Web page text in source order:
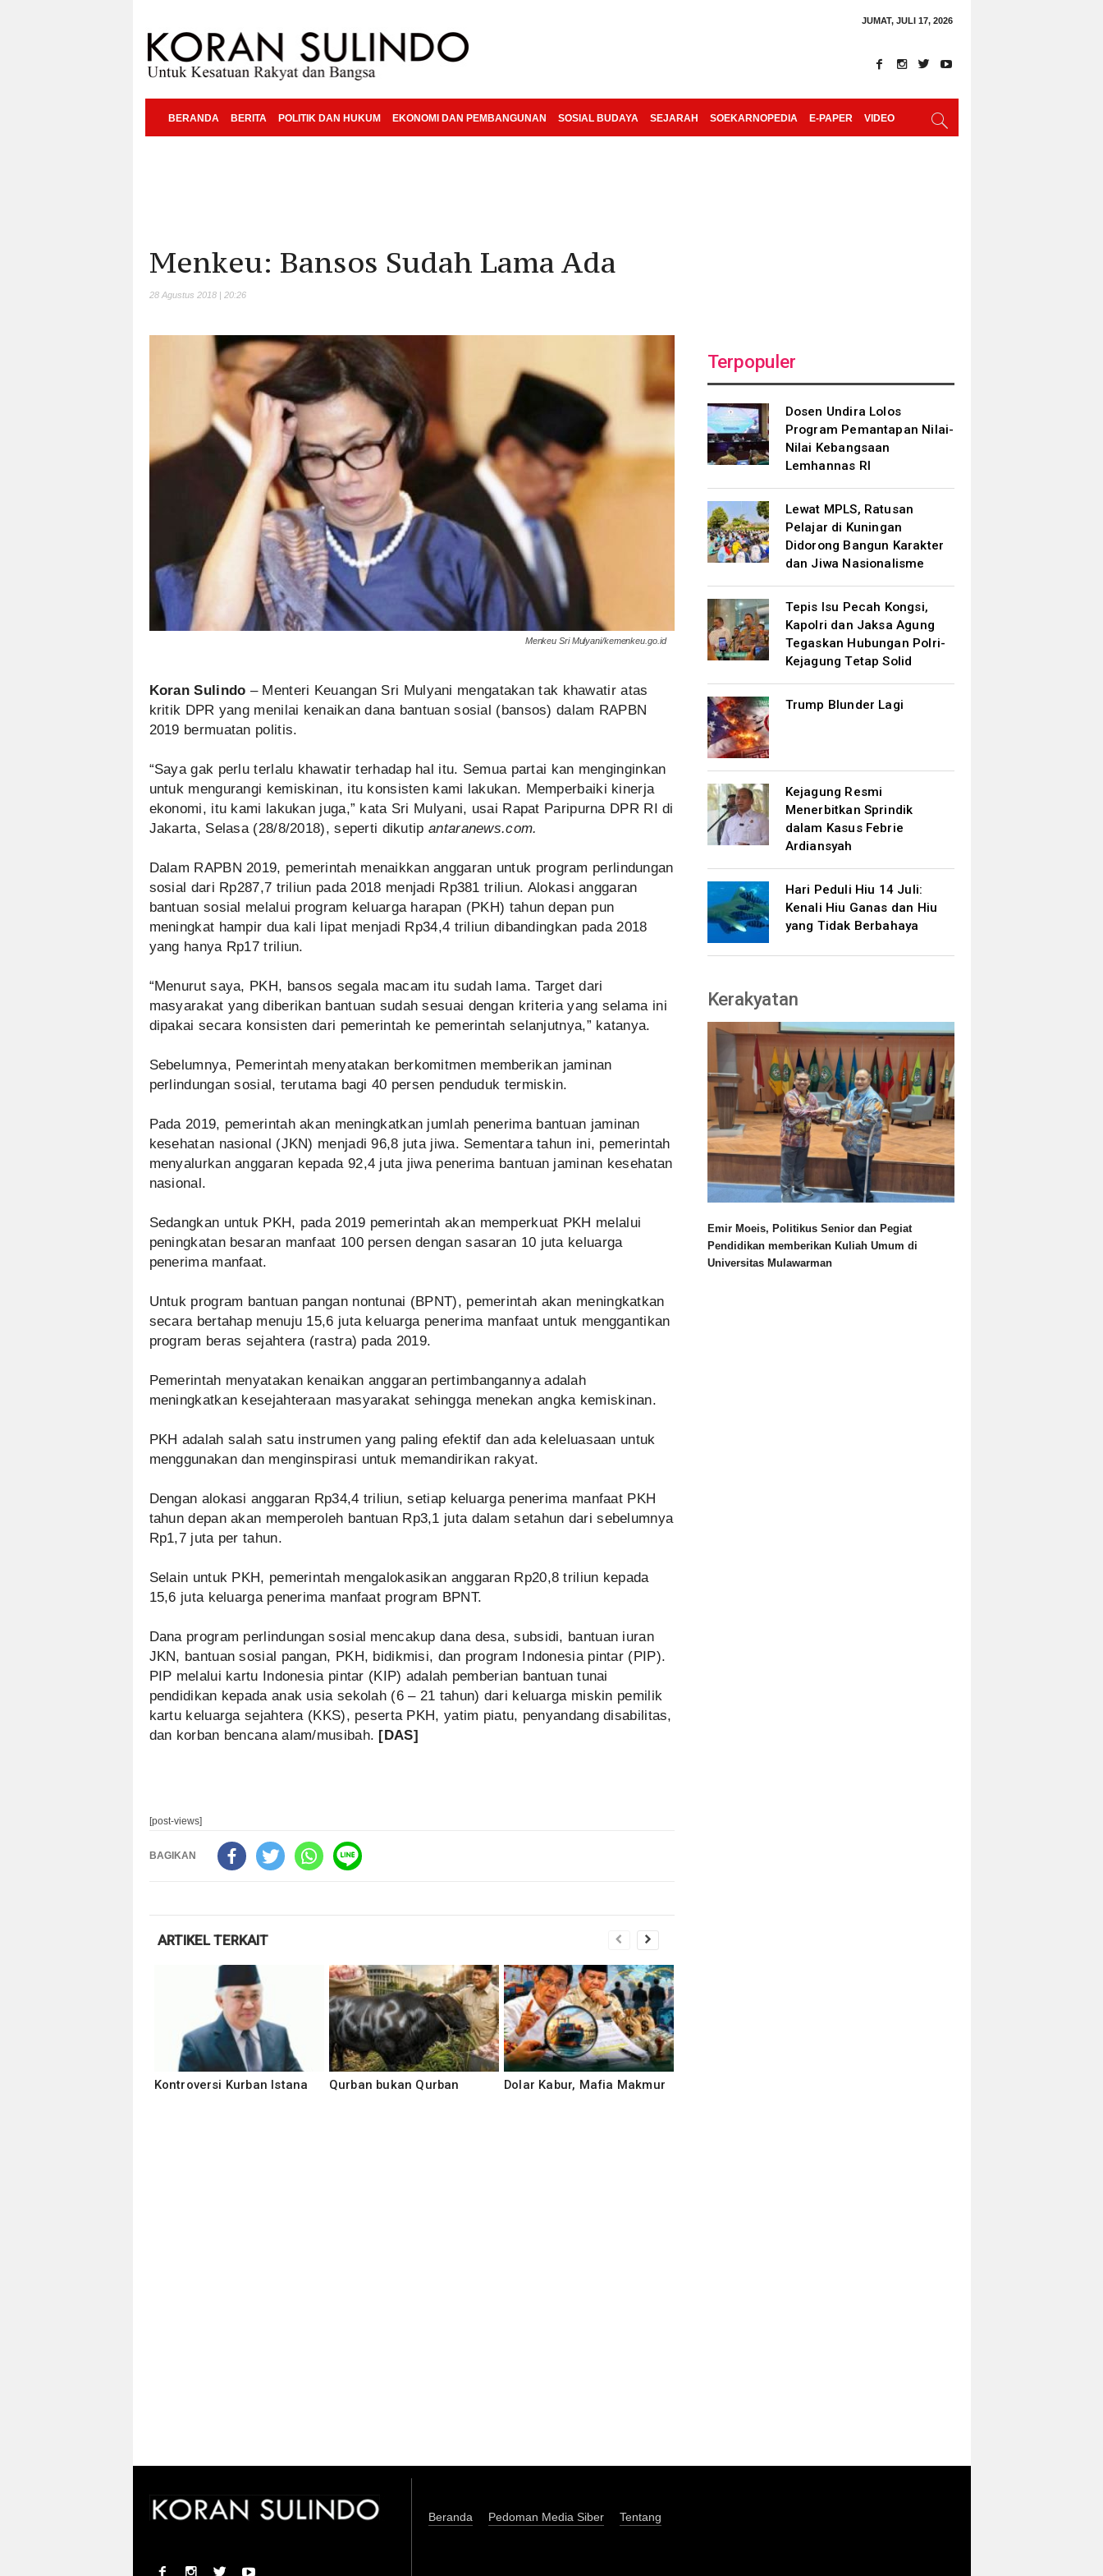
JUMAT, JULI 17, 2026
BERANDA BERITA POLITIK DAN HUKUM EKONOMI DAN PEMBANGUNAN SOSIAL BUDAYA SEJARAH SOEKARNOPEDIA E-PAPER VIDEO
Menkeu: Bansos Sudah Lama Ada
28 Agustus 2018 | 20:26
Menkeu Sri Mulyani/kemenkeu.go.id
Koran Sulindo – Menteri Keuangan Sri Mulyani mengatakan tak khawatir atas
kritik DPR yang menilai kenaikan dana bantuan sosial (bansos) dalam RAPBN
2019 bermuatan politis.
“Saya gak perlu terlalu khawatir terhadap hal itu. Semua partai kan menginginkan
untuk mengurangi kemiskinan, itu konsisten kami lakukan. Memperbaiki kinerja
ekonomi, itu kami lakukan juga,” kata Sri Mulyani, usai Rapat Paripurna DPR RI di
Jakarta, Selasa (28/8/2018), seperti dikutip antaranews.com.
Dalam RAPBN 2019, pemerintah menaikkan anggaran untuk program perlindungan
sosial dari Rp287,7 triliun pada 2018 menjadi Rp381 triliun. Alokasi anggaran
bantuan sosial melalui program keluarga harapan (PKH) tahun depan pun
meningkat hampir dua kali lipat menjadi Rp34,4 triliun dibandingkan pada 2018
yang hanya Rp17 triliun.
“Menurut saya, PKH, bansos segala macam itu sudah lama. Target dari
masyarakat yang diberikan bantuan sudah sesuai dengan kriteria yang selama ini
dipakai secara konsisten dari pemerintah ke pemerintah selanjutnya,” katanya.
Sebelumnya, Pemerintah menyatakan berkomitmen memberikan jaminan
perlindungan sosial, terutama bagi 40 persen penduduk termiskin.
Pada 2019, pemerintah akan meningkatkan jumlah penerima bantuan jaminan
kesehatan nasional (JKN) menjadi 96,8 juta jiwa. Sementara tahun ini, pemerintah
menyalurkan anggaran kepada 92,4 juta jiwa penerima bantuan jaminan kesehatan
nasional.
Sedangkan untuk PKH, pada 2019 pemerintah akan memperkuat PKH melalui
peningkatan besaran manfaat 100 persen dengan sasaran 10 juta keluarga
penerima manfaat.
Untuk program bantuan pangan nontunai (BPNT), pemerintah akan meningkatkan
secara bertahap menuju 15,6 juta keluarga penerima manfaat untuk menggantikan
program beras sejahtera (rastra) pada 2019.
Pemerintah menyatakan kenaikan anggaran pertimbangannya adalah
meningkatkan kesejahteraan masyarakat sehingga menekan angka kemiskinan.
PKH adalah salah satu instrumen yang paling efektif dan ada keleluasaan untuk
menggunakan dan menginspirasi untuk memandirikan rakyat.
Dengan alokasi anggaran Rp34,4 triliun, setiap keluarga penerima manfaat PKH
tahun depan akan memperoleh bantuan Rp3,1 juta dalam setahun dari sebelumnya
Rp1,7 juta per tahun.
Selain untuk PKH, pemerintah mengalokasikan anggaran Rp20,8 triliun kepada
15,6 juta keluarga penerima manfaat program BPNT.
Dana program perlindungan sosial mencakup dana desa, subsidi, bantuan iuran
JKN, bantuan sosial pangan, PKH, bidikmisi, dan program Indonesia pintar (PIP).
PIP melalui kartu Indonesia pintar (KIP) adalah pemberian bantuan tunai
pendidikan kepada anak usia sekolah (6 – 21 tahun) dari keluarga miskin pemilik
kartu keluarga sejahtera (KKS), peserta PKH, yatim piatu, penyandang disabilitas,
dan korban bencana alam/musibah. [DAS]
[post-views]
BAGIKAN
ARTIKEL TERKAIT
Kontroversi Kurban Istana Qurban bukan Qurban Dolar Kabur, Mafia Makmur
Terpopuler
Dosen Undira Lolos
Program Pemantapan Nilai-
Nilai Kebangsaan
Lemhannas RI
Lewat MPLS, Ratusan
Pelajar di Kuningan
Didorong Bangun Karakter
dan Jiwa Nasionalisme
Tepis Isu Pecah Kongsi,
Kapolri dan Jaksa Agung
Tegaskan Hubungan Polri-
Kejagung Tetap Solid
Trump Blunder Lagi
Kejagung Resmi
Menerbitkan Sprindik
dalam Kasus Febrie
Ardiansyah
Hari Peduli Hiu 14 Juli:
Kenali Hiu Ganas dan Hiu
yang Tidak Berbahaya
Kerakyatan
Emir Moeis, Politikus Senior dan Pegiat
Pendidikan memberikan Kuliah Umum di
Universitas Mulawarman
Beranda Pedoman Media Siber Tentang